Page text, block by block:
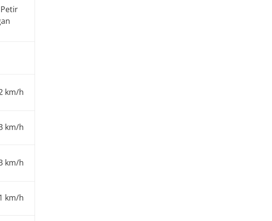
km/h
km/h
km/h
km/h